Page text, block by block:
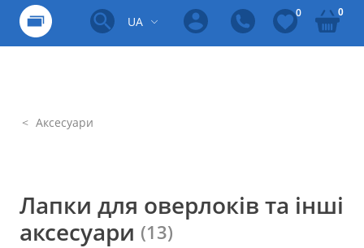
UA
0 0
Аксесуари
Лапки для оверлоків та інші
аксесуари (13)